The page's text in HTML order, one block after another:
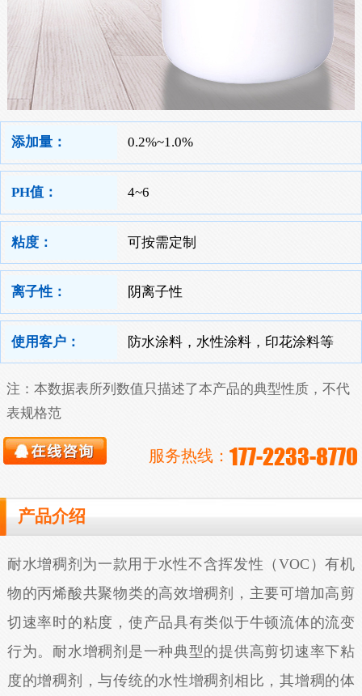
添加量： 0.2%~1.0%
PH值： 4~6
粘度： 可按需定制
离子性： 阴离子性
使用客户： 防水涂料，水性涂料，印花涂料等
注：本数据表所列数值只描述了本产品的典型性质，不代
表规格范
服务热线：177-2233-8770
产品介绍
耐水增稠剂为一款用于水性不含挥发性（VOC）有机
物的丙烯酸共聚物类的高效增稠剂，主要可增加高剪
切速率时的粘度，使产品具有类似于牛顿流体的流变
行为。耐水增稠剂是一种典型的提供高剪切速率下粘
度的增稠剂，与传统的水性增稠剂相比，其增稠的体